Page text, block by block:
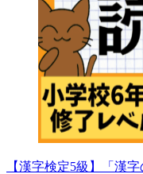
【漢字検定5級】「漢